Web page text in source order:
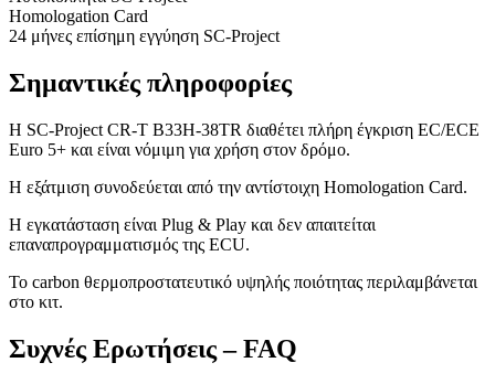
Homologation Card
24 μήνες επίσημη εγγύηση SC-Project
Σημαντικές πληροφορίες
Η SC-Project CR-T B33H-38TR διαθέτει πλήρη έγκριση EC/ECE
Euro 5+ και είναι νόμιμη για χρήση στον δρόμο.
Η εξάτμιση συνοδεύεται από την αντίστοιχη Homologation Card.
Η εγκατάσταση είναι Plug & Play και δεν απαιτείται
επαναπρογραμματισμός της ECU.
Το carbon θερμοπροστατευτικό υψηλής ποιότητας περιλαμβάνεται
στο κιτ.
Συχνές Ερωτήσεις – FAQ